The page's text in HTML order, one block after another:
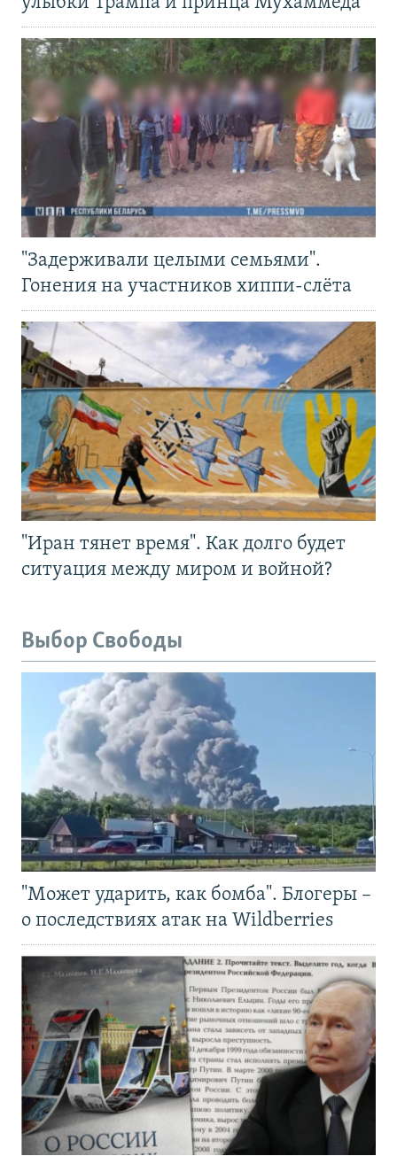
"Задерживали целыми семьями".
Гонения на участников хиппи-слёта
"Иран тянет время". Как долго будет
ситуация между миром и войной?
Выбор Свободы
"Может ударить, как бомба". Блогеры –
о последствиях атак на Wildberries